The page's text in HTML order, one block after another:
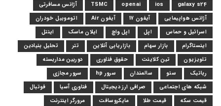
galaxy s24
ios
openai
TSMC
آژانس مسافرتی
آژانس هواپیمایی
آیفون 17 آیفون Air
اتوموبیل خودران
اسرائیل و حماس
اپل اپل واچ ایلان ماسک
اینتل
اینستاگرام
بازار سهام بازاریابی آنلاین تتر
تحلیل بنیادین
تلویزیون
تین کلاینت حقوق فناوری
دوربین مداربسته
رباتیک
سئو سالمندان سرور hp
سرور مجازی
شبکه های اجتماعی
صرافی ارز دیجیتال فناوری آسیا
فوتبال
قیمت سکه
قیمت طلا مایکروسافت
مرورگر اینترنت